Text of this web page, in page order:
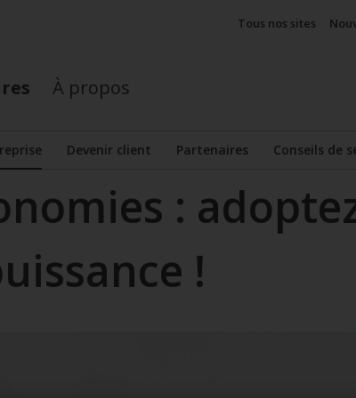
Tous nos sites
À propos
menu
Devenir client Partenaires Conseils de
:
!